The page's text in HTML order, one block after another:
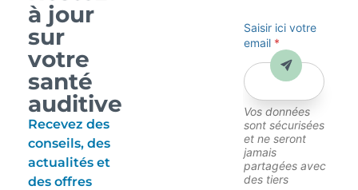
à jour
sur
votre
santé
auditive
Recevez des
conseils, des
actualités et
des offres
Saisir ici votre
email *
Vos données
sont sécurisées
et ne seront
jamais
partagées avec
des tiers
Envoyer